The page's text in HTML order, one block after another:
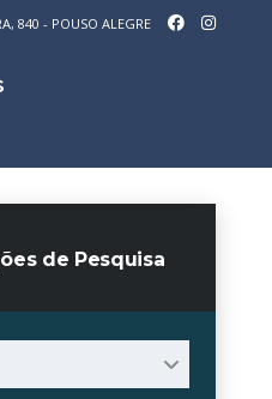
840 - POUSO ALEGRE
de Pesquisa